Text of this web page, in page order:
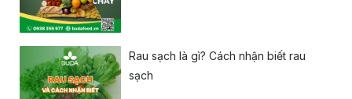
Rau sạch là gì? Cách nhận biết rau
sạch